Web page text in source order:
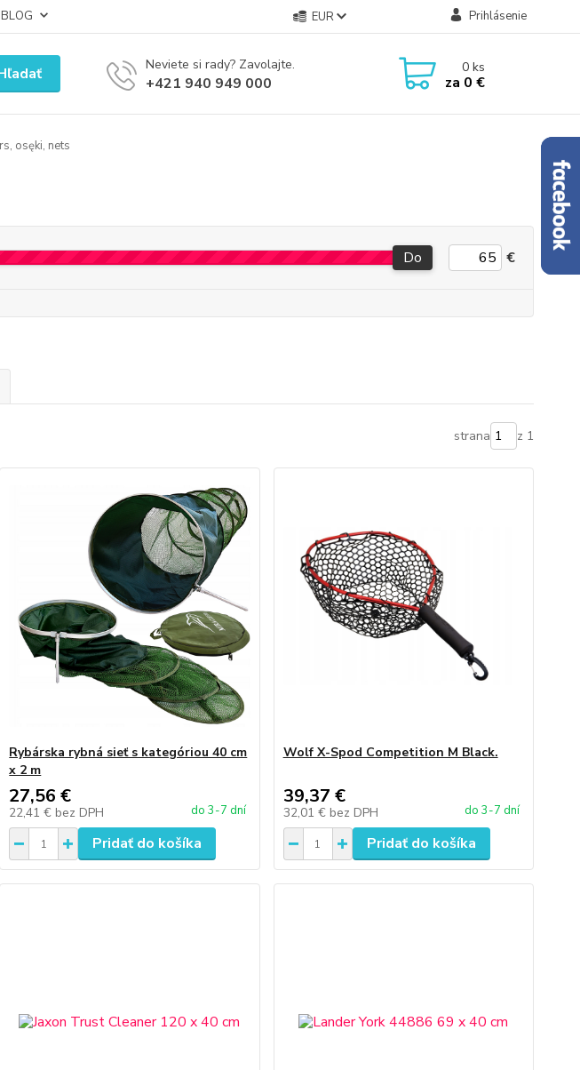
BLOG EUR Prihlásenie
Neviete si rady? Zavolajte.
+421 940 949 000
0ks
za 0 €
osęki, nets
Do €
strana z 1
Rybárska rybná sieť s kategóriou 40 cm
x 2 m
27,56 €
22,41 € bez DPH do 3-7 dní
Pridať do košíka
Wolf X-Spod Competition M Black.
39,37 €
32,01 € bez DPH do 3-7 dní
Pridať do košíka